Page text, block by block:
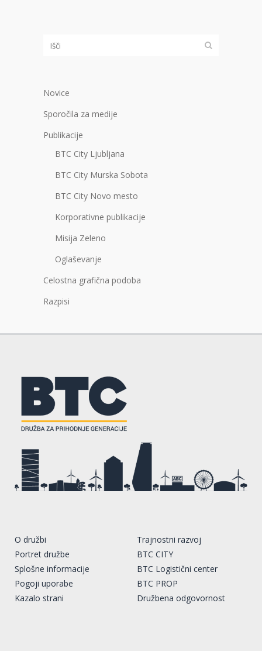
Novice
Sporočila za medije
Publikacije
BTC City Ljubljana
BTC City Murska Sobota
BTC City Novo mesto
Korporativne publikacije
Misija Zeleno
Oglaševanje
Celostna grafična podoba
Razpisi
O družbi
Portret družbe
Splošne informacije
Pogoji uporabe
Kazalo strani
Trajnostni razvoj
BTC CITY
BTC Logistični center
BTC PROP
Družbena odgovornost